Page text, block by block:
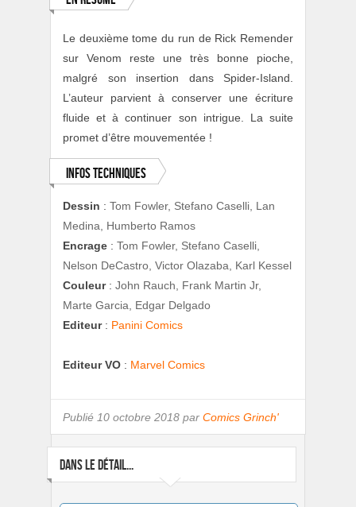
Le deuxième tome du run de Rick Remender
sur Venom reste une très bonne pioche,
malgré son insertion dans Spider-Island.
L’auteur parvient à conserver une écriture
fluide et à continuer son intrigue. La suite
promet d’être mouvementée !
Infos techniques
Dessin : Tom Fowler, Stefano Caselli, Lan
Medina, Humberto Ramos
Encrage : Tom Fowler, Stefano Caselli,
Nelson DeCastro, Victor Olazaba, Karl Kessel
Couleur: John Rauch, Frank Martin Jr,
Marte Garcia, Edgar Delgado
Editeur: Panini Comics
Editeur VO : Marvel Comics
Publié 10 octobre 2018 par Comics Grinch'
DANS LE DÉTAIL...